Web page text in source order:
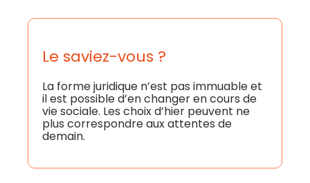
Le saviez-vous ?
La forme juridique n’est pas immuable et
il est possible d’en changer en cours de
vie sociale. Les choix d’hier peuvent ne
plus correspondre aux attentes de
demain.